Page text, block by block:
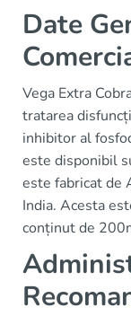
Date
Vega Extra
tratarea
inhibitor al
este disponibil
este fabricat de
India. Acesta
conținut de